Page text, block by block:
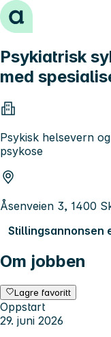
Hopp til innhold
Psykiatrisk
med
Psykisk helsevern
psykose
Åsenveien 3, 1400
Stillingsannonsen
Om jobben
Lagre favoritt
Oppstart
29. juni 2026